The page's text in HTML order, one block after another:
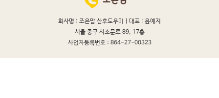
회사명 : 조은맘 산후도우미 | 대표 : 윤예지
서울 중구 서소문로 89, 17층
사업자등록번호 : 864-27-00323